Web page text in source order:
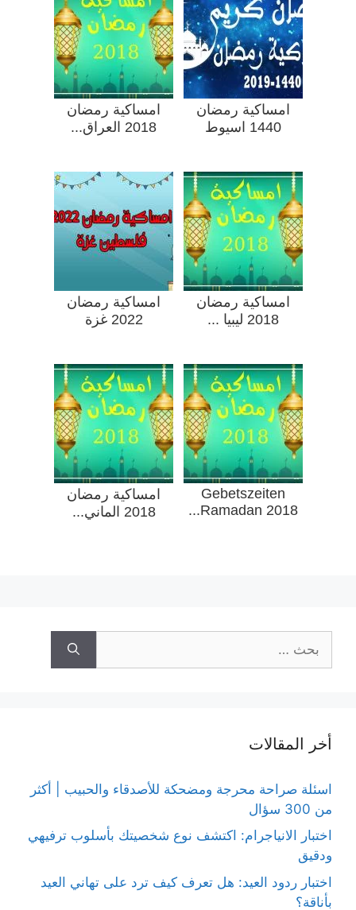
امساكية رمضان
1440 اسيوط
امساكية رمضان
2018 العراق...
امساكية رمضان
2018 ليبيا ...
امساكية رمضان
2022 غزة
Gebetszeiten
Ramadan 2018...
امساكية رمضان
2018 الماني...
عن:
أخر المقالات
اسئلة صراحة محرجة ومضحكة للأصدقاء والحبيب | أكثر
من 300 سؤال
اختبار الانياجرام: اكتشف نوع شخصيتك بأسلوب ترفيهي
ودقيق
اختبار ردود العيد: هل تعرف كيف ترد على تهاني العيد
بأناقة؟